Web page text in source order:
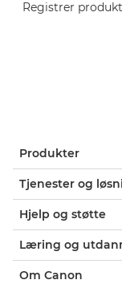
Registrer
Produkter
Tjenester og
Hjelp og støtte
Læring og
Om Canon